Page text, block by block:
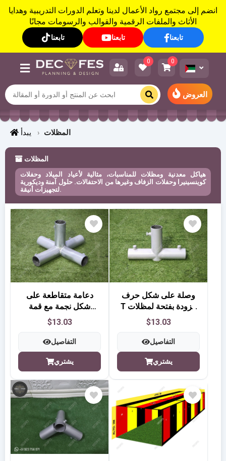
انضم إلى مجتمع رواد الأعمال لدينا وتعلم الدورات التدريبية وهدايا
الأثاث والملفات الرقمية والقوالب والرسومات مجانًا
تابعنا تابعنا تابعنا
0 0
العروض
يبدأ المظلات
المظلات
هياكل معدنية ومظلات للمناسبات، مثالية لأعياد الميلاد وحفلات
كوينسينيرا وحفلات الزفاف وغيرها من الاحتفالات. حلول آمنة وديكورية
لتجهيزات أنيقة.
دعامة متقاطعة على
شكل نجمة مع قمة
للمظلات
$13.03
التفاصيل
يشتري
وصلة على شكل حرف
T مزودة بفتحة لمظلات
المناسبات
$13.03
التفاصيل
يشتري